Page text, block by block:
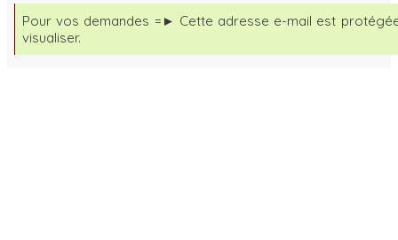
Pour vos demandes =► Cette adresse e-mail est
visualiser.